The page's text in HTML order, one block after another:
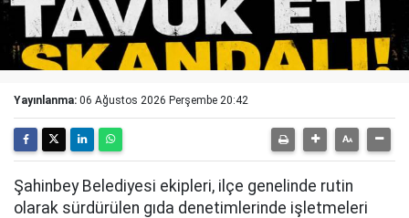
Yayınlanma: 06 Ağustos 2026 Perşembe 20:42
Şahinbey Belediyesi ekipleri, ilçe genelinde rutin
olarak sürdürülen gıda denetimlerinde işletmeleri